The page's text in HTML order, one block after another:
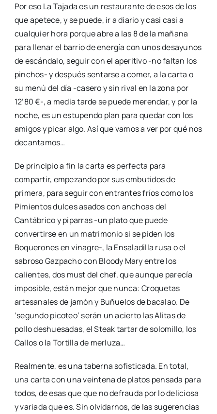
Por eso La Tajada es un restaurante de esos de los
que apetece, y se puede, ir a diario y casi casi a
cualquier hora porque abre a las 8 de la mañana
para llenar el barrio de energía con unos desayunos
de escándalo, seguir con el aperitivo -no faltan los
pinchos- y después sentarse a comer, a la carta o
su menú del día -casero y sin rival en la zona por
12’80 €-, a media tarde se puede merendar, y por la
noche, es un estupendo plan para quedar con los
amigos y picar algo. Así que vamos a ver por qué nos
decantamos…
De principio a fin la carta es perfecta para
compartir, empezando por sus embutidos de
primera, para seguir con entrantes fríos como los
Pimientos dulces asados con anchoas del
Cantábrico y piparras -un plato que puede
convertirse en un matrimonio si se piden los
Boquerones en vinagre-, la Ensaladilla rusa o el
sabroso Gazpacho con Bloody Mary entre los
calientes, dos must del chef, que aunque parecía
imposible, están mejor que nunca: Croquetas
artesanales de jamón y Buñuelos de bacalao. De
‘segundo picoteo’ serán un acierto las Alitas de
pollo deshuesadas, el Steak tartar de solomillo, los
Callos o la Tortilla de merluza…
Realmente, es una taberna sofisticada. En total,
una carta con una veintena de platos pensada para
todos, de esas que que no defrauda por lo deliciosa
y variada que es. Sin olvidarnos, de las sugerencias